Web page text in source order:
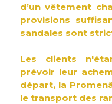
d’un vêtement
provisions
sandales sont
Les clients
prévoir leur
départ, la
le transport des